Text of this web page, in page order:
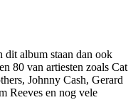
dit album staan dan ook
80 van artiesten zoals Cat
Johnny Cash, Gerard
Reeves en nog vele